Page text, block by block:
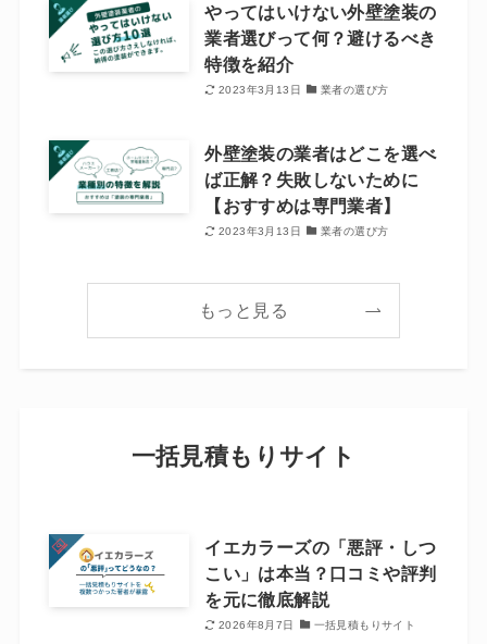
やってはいけない外壁塗装の
業者選びって何？避けるべき
特徴を紹介
2023年3月13日 業者の選び方
外壁塗装の業者はどこを選べ
ば正解？失敗しないために
【おすすめは専門業者】
2023年3月13日 業者の選び方
もっと見る
一括見積もりサイト
イエカラーズの「悪評・しつ
こい」は本当？口コミや評判
を元に徹底解説
2026年8月7日 一括見積もりサイト